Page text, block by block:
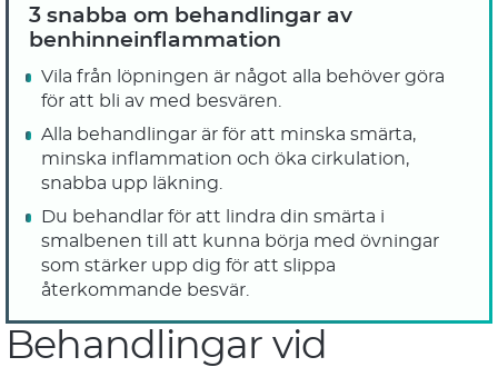
3 snabba om behandlingar av
benhinneinflammation
Vila från löpningen är något alla behöver göra
för att bli av med besvären.
Alla behandlingar är för att minska smärta,
minska inflammation och öka cirkulation,
snabba upp läkning.
Du behandlar för att lindra din smärta i
smalbenen till att kunna börja med övningar
som stärker upp dig för att slippa
återkommande besvär.
Behandlingar vid